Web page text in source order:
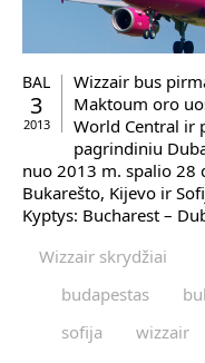
BAL
3
2013
Wizzair bus
Maktoum oro
World Central ir
pagrindiniu
nuo 2013 m. spalio 28
Bukarešto, Kijevo ir
Kyptys: Bucharest –
Wizzair skrydžiai
budapestas
sofija
wizzair